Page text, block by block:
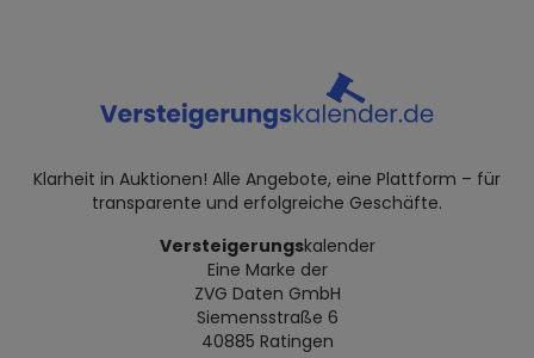
Klarheit in Auktionen! Alle Angebote, eine Plattform – für
transparente und erfolgreiche Geschäfte.
Versteigerungskalender
Eine Marke der
ZVG Daten GmbH
Siemensstraße 6
40885 Ratingen